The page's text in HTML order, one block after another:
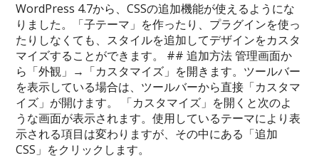
WordPress 4.7から、CSSの追加機能が使えるようにな
りました。「子テーマ」を作ったり、プラグインを使っ
たりしなくても、スタイルを追加してデザインをカスタ
マイズすることができます。 ## 追加方法 管理画面か
ら「外観」→「カスタマイズ」を開きます。ツールバー
を表示している場合は、ツールバーから直接「カスタマ
イズ」が開けます。 「カスタマイズ」を開くと次のよ
うな画面が表示されます。使用しているテーマにより表
示される項目は変わりますが、その中にある「追加
CSS」をクリックします。